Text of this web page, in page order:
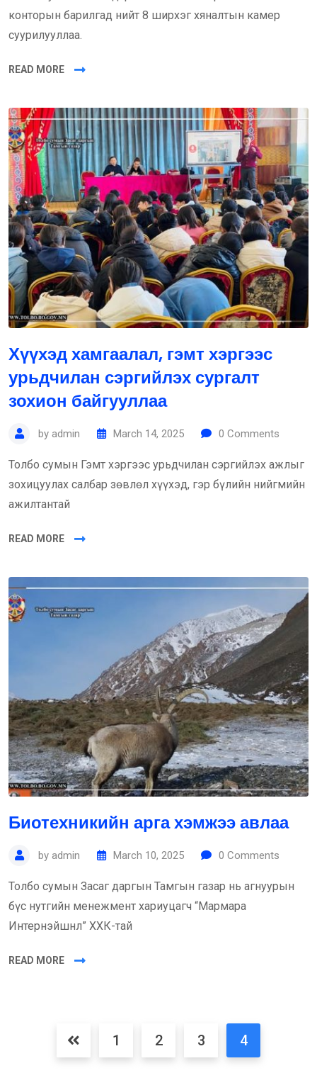
конторын барилгад нийт 8 ширхэг хяналтын камер
суурилууллаа.
READ MORE
Хүүхэд хамгаалал, гэмт хэргээс
урьдчилан сэргийлэх сургалт
зохион байгууллаа
by admin March 14, 2025 0 Comments
Толбо сумын Гэмт хэргээс урьдчилан сэргийлэх ажлыг
зохицуулах салбар зөвлөл хүүхэд, гэр бүлийн нийгмийн
ажилтантай
READ MORE
Биотехникийн арга хэмжээ авлаа
by admin March 10, 2025 0 Comments
Толбо сумын Засаг даргын Тамгын газар нь агнуурын
бүс нутгийн менежмент хариуцагч “Мармара
Интернэйшнл” ХХК-тай
READ MORE
1 2 3 4